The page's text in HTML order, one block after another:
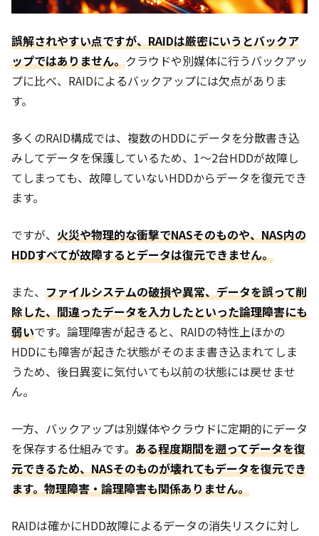
誤解されやすい点ですが、RAIDは厳密にいうとバックア
ップではありません。クラウドや別媒体に行うバックアッ
プに比べ、RAIDによるバックアップには欠点がありま
す。
多くのRAID構成では、複数のHDDにデータを分散書き込
みしてデータを保護しているため、1～2台HDDが故障し
てしまっても、故障していないHDDからデータを復元でき
ます。
ですが、 火災や物理的な衝撃でNASそのものや、NAS内の
HDDすべてが故障するとデータは復元できません。
また、 ファイルシステムの破損や異常、データを誤って削
除した、間違ったデータを入力したといった論理障害にも
弱いです。論理障害が起きると、RAIDの特性上ほかの
HDDにも障害が起きた状態がそのまま書き込まれてしま
うため、後日異変に気付いても以前の状態には戻せませ
ん。
一方、バックアップは別媒体やクラウドに定期的にデータ
を保存する仕組みです。 ある程度期間を遡ってデータを復
元できるため、NASそのものが壊れてもデータを復元でき
ます。物理障害・論理障害も関係ありません。
RAIDは確かにHDD故障によるデータの消失リスクに対し